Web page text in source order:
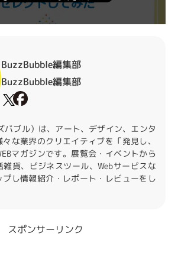
BuzzBubble編集部
BuzzBubble編集部
バブル）は、アート、デザイン、エンタ
な業界のクリエイティブを「発見し、
マガジンです。展覧会・イベントから
貨、ビジネスツール、Webサービスな
し情報紹介・レポート・レビューをし
スポンサーリンク